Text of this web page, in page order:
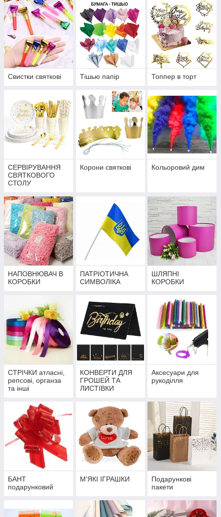
Свистки святкові Тішью папір Топпер в торт
СЕРВІРУВАННЯ
СВЯТКОВОГО
СТОЛУ
Корони святкові Кольоровий дим
НАПОВНЮВАЧ В
КОРОБКИ
ПАТРІОТИЧНА
СИМВОЛІКА
ШЛЯПНІ
КОРОБКИ
СТРІЧКИ атласні,
репсові, органза
та інші
КОНВЕРТИ ДЛЯ
ГРОШЕЙ ТА
ЛИСТІВКИ
Аксесуари для
рукоділля
БАНТ
подарунковий
М'ЯКІ ІГРАШКИ
Подарункові
пакети